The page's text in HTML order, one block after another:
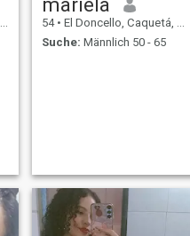
54 • El Doncello, Caquetá, Kolumbien
Suche: Männlich 50 - 65